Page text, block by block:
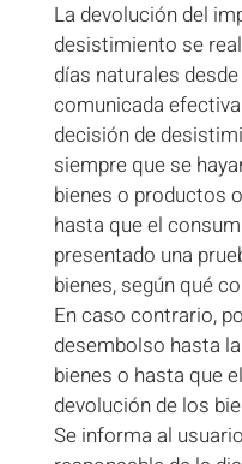
La devolución del
desistimiento se
días naturales
comunicada
decisión de
siempre que se
bienes o productos
hasta que el
presentado una
bienes, según qué
En caso contrario,
desembolso hasta
bienes o hasta que
devolución de los
Se informa al